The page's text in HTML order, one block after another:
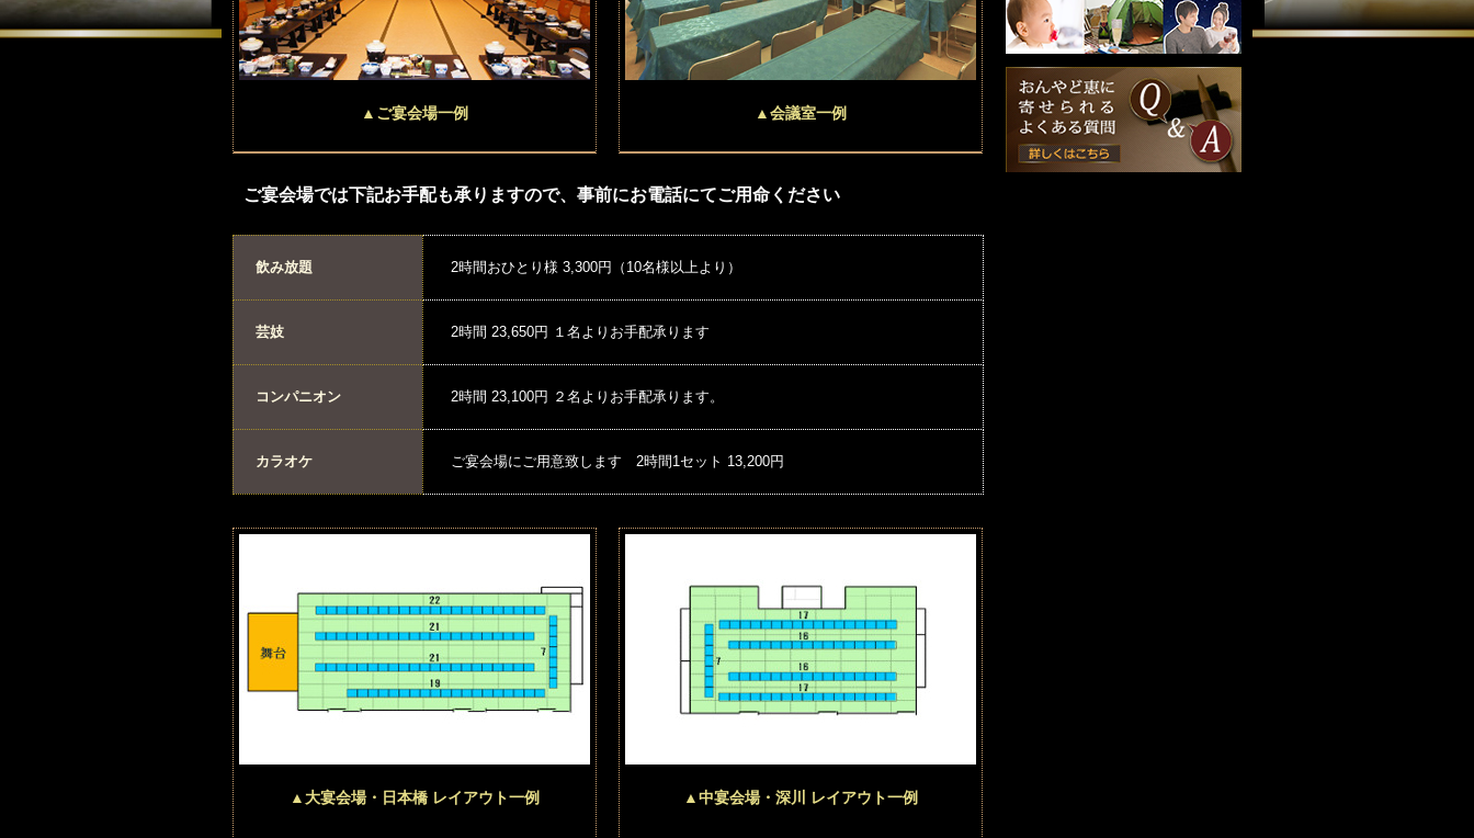
▲ご宴会場一例 ▲会議室一例
ご宴会場では下記お手配も承りますので、事前にお電話にてご用命ください
飲み放題 2時間おひとり様 3,300円（10名様以上より）
芸妓 2時間 23,650円 １名よりお手配承ります
コンパニオン 2時間 23,100円 ２名よりお手配承ります。
カラオケ ご宴会場にご用意致します 2時間1セット 13,200円
▲大宴会場・日本橋 レイアウト一例 ▲中宴会場・深川 レイアウト一例